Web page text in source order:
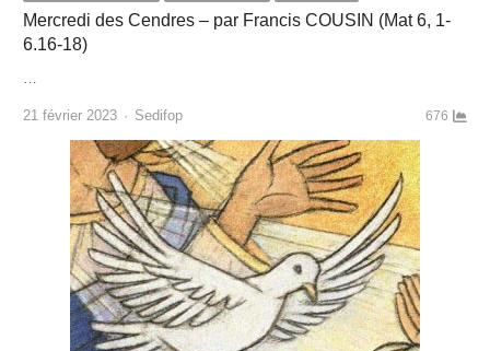
Mercredi des Cendres – par Francis COUSIN (Mat 6, 1-
6.16-18)
21 février 2023 Author
Sedifop 676